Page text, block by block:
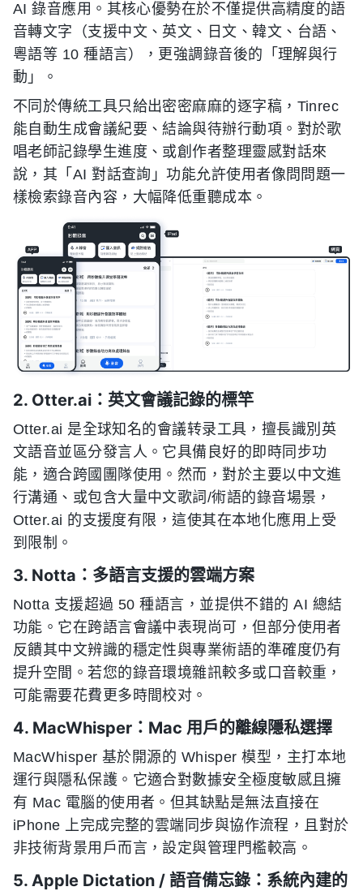
AI 錄音應用。其核心優勢在於不僅提供高精度的語
音轉文字（支援中文、英文、日文、韓文、台語、
粵語等 10 種語言），更強調錄音後的「理解與行
動」。
不同於傳統工具只給出密密麻麻的逐字稿，Tinrec
能自動生成會議紀要、結論與待辦行動項。對於歌
唱老師記錄學生進度、或創作者整理靈感對話來
說，其「AI 對話查詢」功能允許使用者像問問題一
樣檢索錄音內容，大幅降低重聽成本。
2. Otter.ai：英文會議記錄的標竿
Otter.ai 是全球知名的會議转录工具，擅長識別英
文語音並區分發言人。它具備良好的即時同步功
能，適合跨國團隊使用。然而，對於主要以中文進
行溝通、或包含大量中文歌詞/術語的錄音場景，
Otter.ai 的支援度有限，這使其在本地化應用上受
到限制。
3. Notta：多語言支援的雲端方案
Notta 支援超過 50 種語言，並提供不錯的 AI 總結
功能。它在跨語言會議中表現尚可，但部分使用者
反饋其中文辨識的穩定性與專業術語的準確度仍有
提升空間。若您的錄音環境雜訊較多或口音較重，
可能需要花費更多時間校对。
4. MacWhisper：Mac 用戶的離線隱私選擇
MacWhisper 基於開源的 Whisper 模型，主打本地
運行與隱私保護。它適合對數據安全極度敏感且擁
有 Mac 電腦的使用者。但其缺點是無法直接在
iPhone 上完成完整的雲端同步與協作流程，且對於
非技術背景用戶而言，設定與管理門檻較高。
5. Apple Dictation / 語音備忘錄：系統內建的